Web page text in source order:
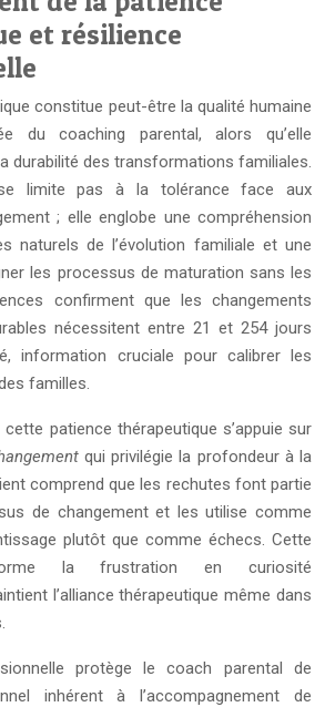
et résilience
constitue peut-être la qualité humaine
du coaching parental, alors qu’elle
durabilité des transformations familiales.
limite pas à la tolérance face aux
; elle englobe une compréhension
naturels de l’évolution familiale et une
les processus de maturation sans les
confirment que les changements
nécessitent entre 21 et 254 jours
information cruciale pour calibrer les
familles.
patience thérapeutique s’appuie sur
qui privilégie la profondeur à la
comprend que les rechutes font partie
de changement et les utilise comme
plutôt que comme échecs. Cette
la frustration en curiosité
l’alliance thérapeutique même dans
protège le coach parental de
inhérent à l’accompagnement de